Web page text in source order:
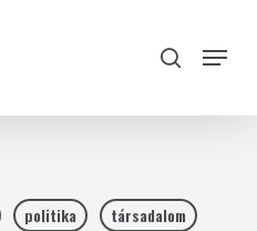
search
Menu
politika
társadalom
Close